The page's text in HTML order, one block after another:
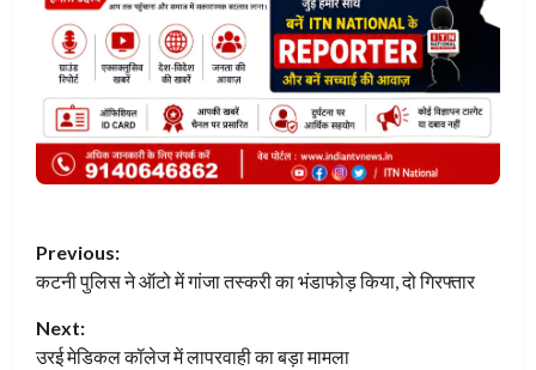
P
o
s
Previous:
कटनी पुलिस ने ऑटो में गांजा तस्करी का भंडाफोड़ किया, दो गिरफ्तार
Next:
उरई मेडिकल कॉलेज में लापरवाही का बड़ा मामला